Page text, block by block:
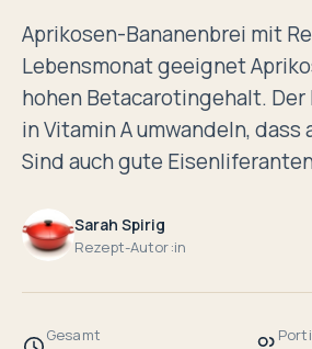
Aprikosen-Bananenbrei mit
Lebensmonat geeignet
hohen Betacarotingehalt. Der
in Vitamin A umwandeln,
Sind auch gute
Sarah Spirig
Rezept-Autor:in
Gesamt